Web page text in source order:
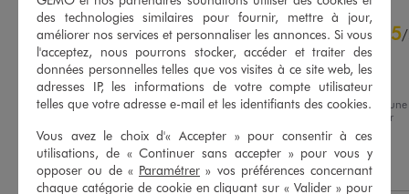
4.8/5
contrôle
Voir tous les avis sur ce site
5étoiles
16
5/
Avis vérifié et récompensé
Très pratique
Avis du17/07/2026 , suite à une
par
Utile(0) Signaler
des technologies similaires pour fournir, mettre à jour,
améliorer nos services et personnaliser les annonces. Si vous
l'acceptez, nous pourrons stocker, accéder et traiter des
données personnelles telles que vos visites à ce site web, les
adresses IP, les informations de votre compte utilisateur
telles que votre adresse e-mail et les identifiants des cookies.
Vous avez le choix d'« Accepter » pour consentir à ces
utilisations, de « Continuer sans accepter » pour vous y
opposer ou de « Paramétrer » vos préférences concernant
chaque catégorie de cookie en cliquant sur « Valider » pour